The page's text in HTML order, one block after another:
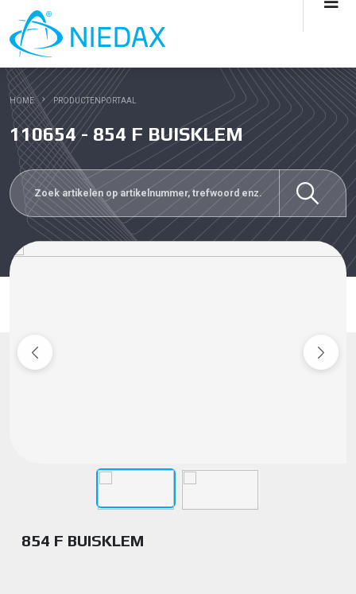
HOME PRODUCTENPORTAAL
110654 - 854 F BUISKLEM
854 F BUISKLEM